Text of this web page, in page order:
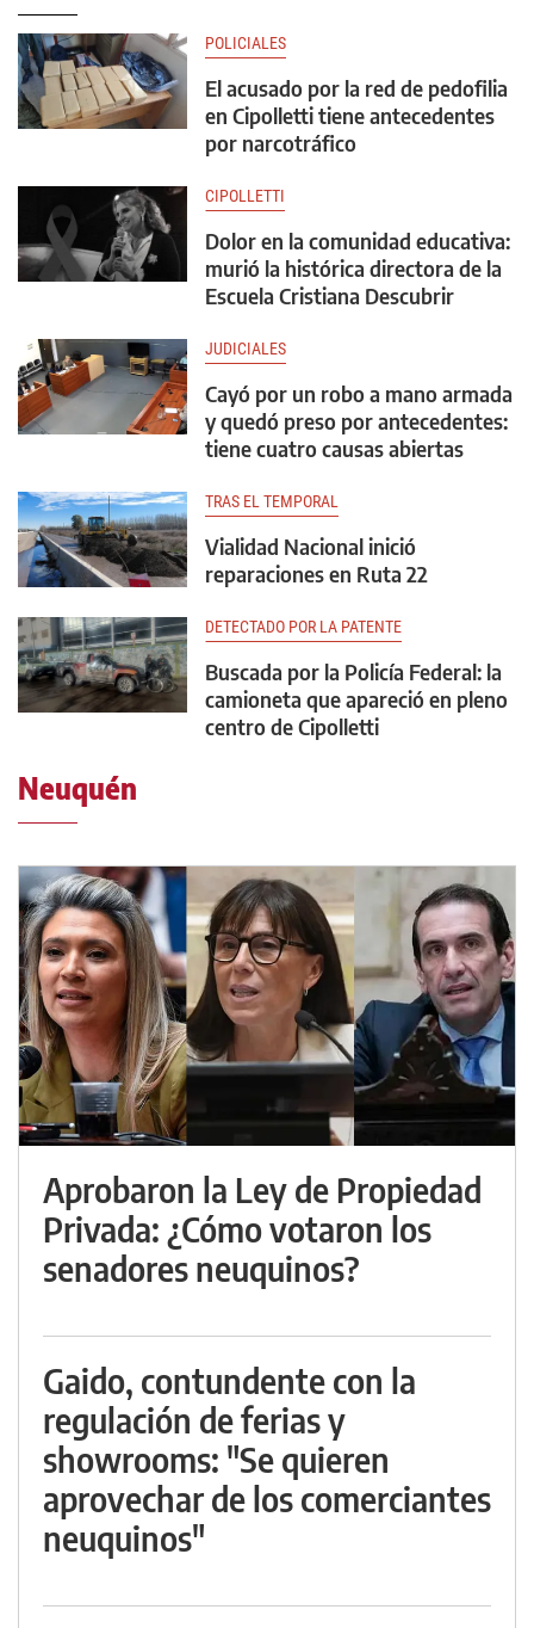
POLICIALES
El acusado por la red de pedofilia
en Cipolletti tiene antecedentes
por narcotráfico
CIPOLLETTI
Dolor en la comunidad educativa:
murió la histórica directora de la
Escuela Cristiana Descubrir
JUDICIALES
Cayó por un robo a mano armada
y quedó preso por antecedentes:
tiene cuatro causas abiertas
TRAS EL TEMPORAL
Vialidad Nacional inició
reparaciones en Ruta 22
DETECTADO POR LA PATENTE
Buscada por la Policía Federal: la
camioneta que apareció en pleno
centro de Cipolletti
Neuquén
Aprobaron la Ley de Propiedad
Privada: ¿Cómo votaron los
senadores neuquinos?
Gaido, contundente con la
regulación de ferias y
showrooms: "Se quieren
aprovechar de los comerciantes
neuquinos"